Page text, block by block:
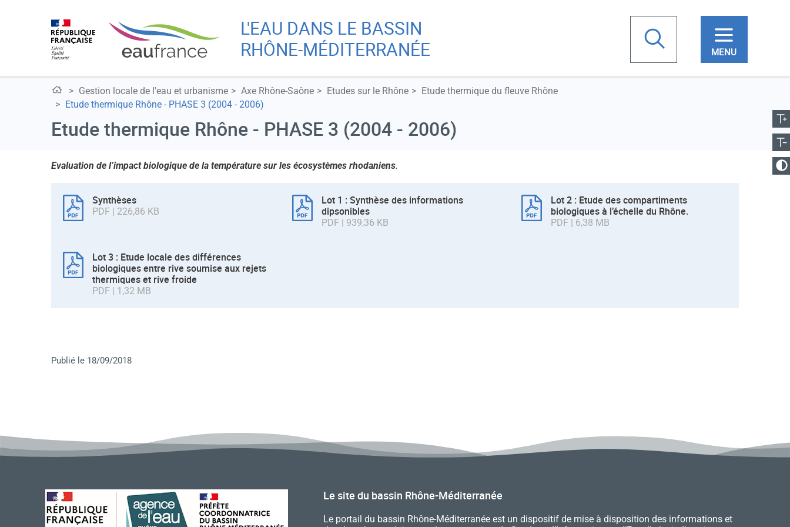
au
contenu
principal
to
main
menu
L'EAU DANS LE BASSIN
RHÔNE-MÉDITERRANÉE
Gestion locale de l'eau et urbanisme Axe Rhône-Saône Etudes sur le Rhône
Etude thermique du fleuve Rhône
Etude thermique Rhône - PHASE 3 (2004 - 2006)
Augmenter la taille
Etude thermique Rhône - PHASE 3 (2004 - 2006)
Evaluation de l’impact biologique de la température sur les écosystèmes rhodaniens.
Synthèses
PDF | 226,86 KB
Lot 1 : Synthèse des informations
dipsonibles
PDF | 939,36 KB
Lot 2 : Etude des compartiments
biologiques à l’échelle du Rhône.
PDF | 6,38 MB
Lot 3 : Etude locale des différences
biologiques entre rive soumise aux rejets
thermiques et rive froide
PDF | 1,32 MB
Publié le 18/09/2018
Le site du bassin Rhône-Méditerranée
Le portail du bassin Rhône-Méditerranée est un dispositif de mise à disposition des informations et